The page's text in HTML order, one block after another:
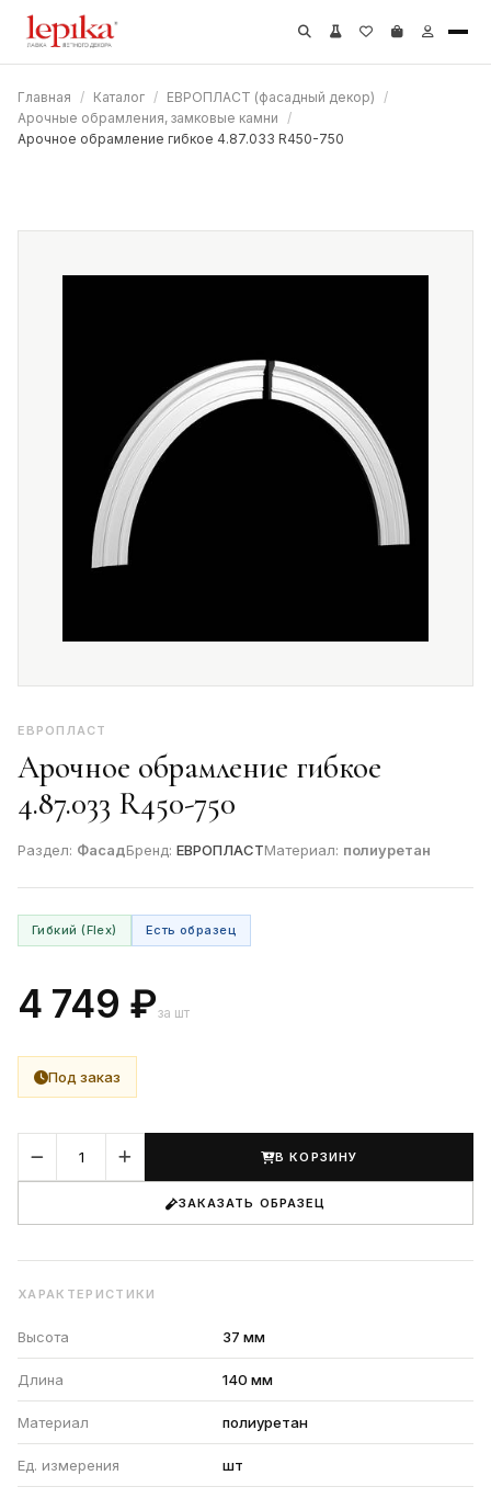
Главная / Каталог / ЕВРОПЛАСТ (фасадный декор) /
Арочные обрамления, замковые камни /
Арочное обрамление гибкое 4.87.033 R450-750
ЕВРОПЛАСТ
Арочное обрамление гибкое
4.87.033 R450-750
Раздел: ФасадБренд: ЕВРОПЛАСТМатериал: полиуретан
Гибкий (Flex) Есть образец
4 749 ₽за шт
Под заказ
В КОРЗИНУ
ЗАКАЗАТЬ ОБРАЗЕЦ
ХАРАКТЕРИСТИКИ
Высота 37 мм
Длина 140 мм
Материал полиуретан
Ед. измерения шт